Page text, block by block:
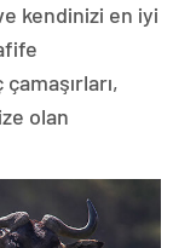
kendinizi en iyi
olan